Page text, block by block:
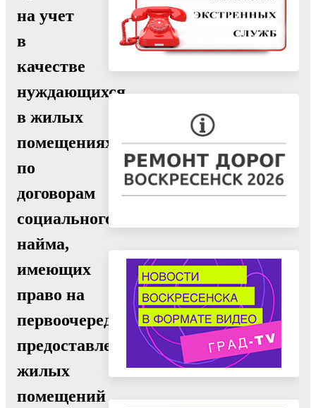
на учет
в
качестве
нуждающихся
в жилых
помещениях,предоставляемых
по
договорам
социального
найма,
имеющих
право на
первоочередное
предоставление
жилых
помещений